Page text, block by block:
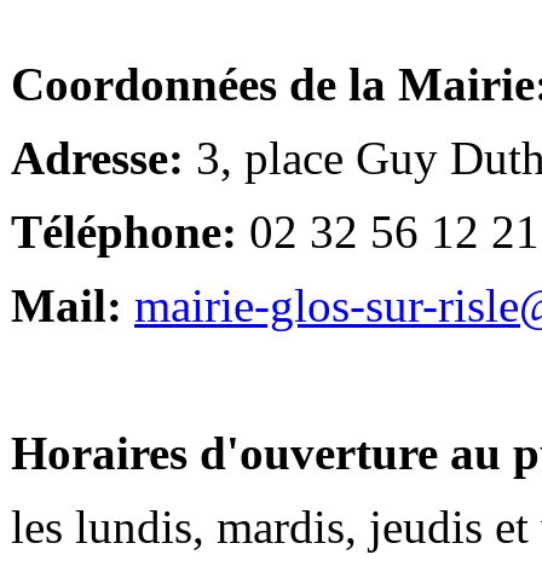
Coordonnées de la
Adresse: 3, place Guy
Téléphone: 02 32 56 12 21
Mail: mairie-glos-sur-
Horaires d'ouverture au
les lundis, mardis, jeudis et